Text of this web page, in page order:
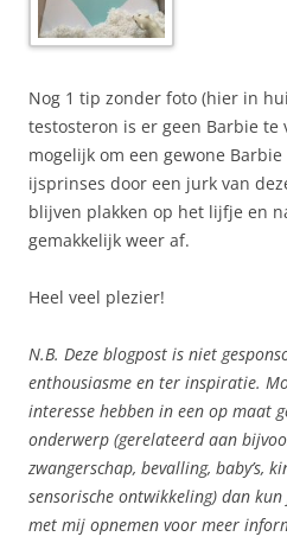
Nog 1 tip zonder foto (hier in
testosteron is er geen Barbie
mogelijk om een gewone
ijsprinses door een jurk van
blijven plakken op het lijfje en
gemakkelijk weer af.
Heel veel plezier!
N.B. Deze blogpost is niet
enthousiasme en ter inspiratie.
interesse hebben in een op maat
onderwerp (gerelateerd aan
zwangerschap, bevalling, baby’s,
sensorische ontwikkeling) dan
met mij opnemen voor meer